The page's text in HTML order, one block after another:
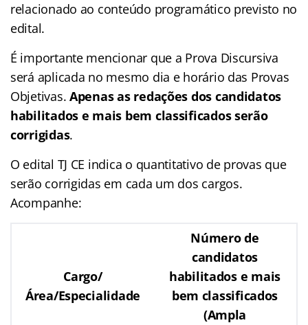
relacionado ao conteúdo programático previsto no
edital.
É importante mencionar que a Prova Discursiva
será aplicada no mesmo dia e horário das Provas
Objetivas.Apenas as redações dos candidatos
habilitados e mais bem classificados serão
corrigidas.
O edital TJ CE indica o quantitativo de provas que
serão corrigidas em cada um dos cargos.
Acompanhe:
Cargo/
Área/Especialidade
Número de
candidatos
habilitados e mais
bem classificados
(Ampla